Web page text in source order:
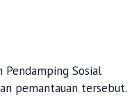
Sosial
pemantauan tersebut.